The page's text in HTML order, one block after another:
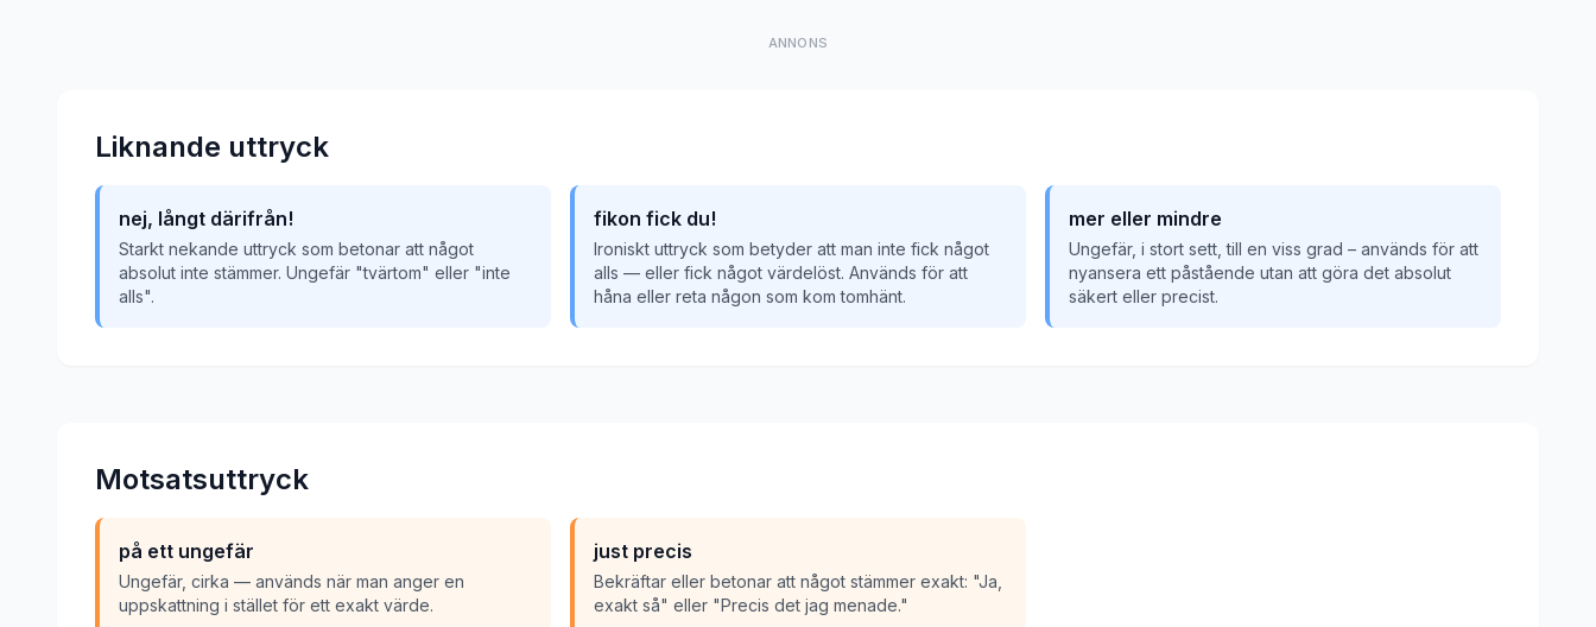
ANNONS
Liknande uttryck
nej, långt därifrån!
Starkt nekande uttryck som betonar att något
absolut inte stämmer. Ungefär "tvärtom" eller "inte
alls".
fikon fick du!
Ironiskt uttryck som betyder att man inte fick något
alls — eller fick något värdelöst. Används för att
håna eller reta någon som kom tomhänt.
mer eller mindre
Ungefär, i stort sett, till en viss grad – används för att
nyansera ett påstående utan att göra det absolut
säkert eller precist.
Motsatsuttryck
på ett ungefär
Ungefär, cirka — används när man anger en
uppskattning i stället för ett exakt värde.
just precis
Bekräftar eller betonar att något stämmer exakt: "Ja,
exakt så" eller "Precis det jag menade."